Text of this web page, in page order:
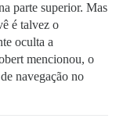
parte superior. Mas
é talvez o
oculta a
mencionou, o
navegação no